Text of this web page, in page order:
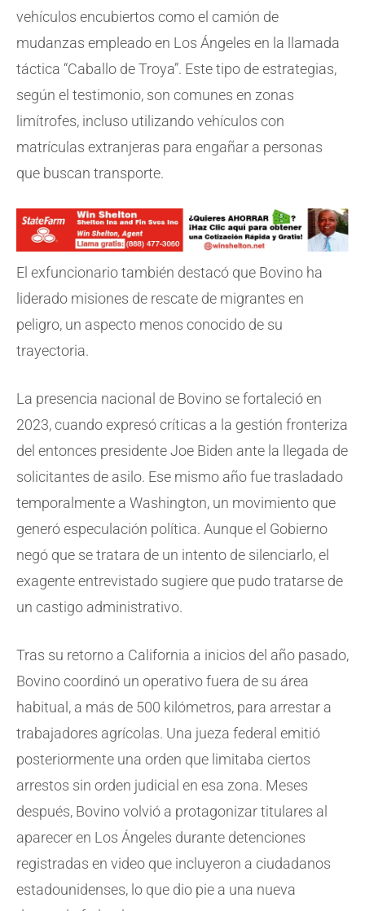
vehículos encubiertos como el camión de
mudanzas empleado en Los Ángeles en la llamada
táctica “Caballo de Troya”. Este tipo de estrategias,
según el testimonio, son comunes en zonas
limítrofes, incluso utilizando vehículos con
matrículas extranjeras para engañar a personas
que buscan transporte.
El exfuncionario también destacó que Bovino ha
liderado misiones de rescate de migrantes en
peligro, un aspecto menos conocido de su
trayectoria.
La presencia nacional de Bovino se fortaleció en
2023, cuando expresó críticas a la gestión fronteriza
del entonces presidente Joe Biden ante la llegada de
solicitantes de asilo. Ese mismo año fue trasladado
temporalmente a Washington, un movimiento que
generó especulación política. Aunque el Gobierno
negó que se tratara de un intento de silenciarlo, el
exagente entrevistado sugiere que pudo tratarse de
un castigo administrativo.
Tras su retorno a California a inicios del año pasado,
Bovino coordinó un operativo fuera de su área
habitual, a más de 500 kilómetros, para arrestar a
trabajadores agrícolas. Una jueza federal emitió
posteriormente una orden que limitaba ciertos
arrestos sin orden judicial en esa zona. Meses
después, Bovino volvió a protagonizar titulares al
aparecer en Los Ángeles durante detenciones
registradas en video que incluyeron a ciudadanos
estadounidenses, lo que dio pie a una nueva